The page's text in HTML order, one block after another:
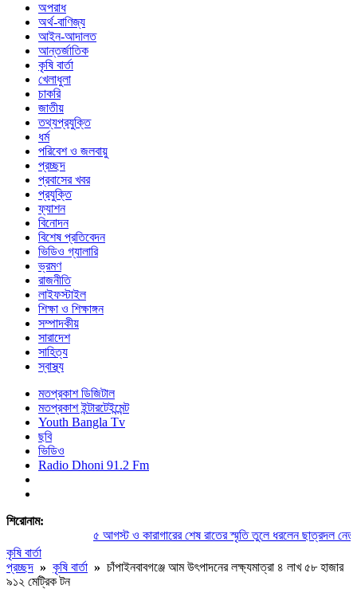
অপরাধ
অর্থ-বাণিজ্য
আইন-আদালত
আন্তর্জাতিক
কৃষি বার্তা
খেলাধুলা
চাকরি
জাতীয়
তথ্যপ্রযুক্তি
ধর্ম
পরিবেশ ও জলবায়ু
প্রচ্ছদ
প্রবাসের খবর
প্রযুক্তি
ফ্যাশন
বিনোদন
বিশেষ প্রতিবেদন
ভিডিও গ্যালারি
ভ্রমণ
রাজনীতি
লাইফস্টাইল
শিক্ষা ও শিক্ষাঙ্গন
সম্পাদকীয়
সারাদেশ
সাহিত্য
স্বাস্থ্য
মতপ্রকাশ ডিজিটাল
মতপ্রকাশ ইন্টারটেইন্মেন্ট
Youth Bangla Tv
ছবি
ভিডিও
Radio Dhoni 91.2 Fm
শিরোনাম:
৫ আগস্ট ও কারাগারের শেষ রাতের স্মৃতি তুলে ধরলেন ছাত্রদল নেতা
কৃষি বার্তা
প্রচ্ছদ » কৃষি বার্তা » চাঁপাইনবাবগঞ্জে আম উৎপাদনের লক্ষ্যমাত্রা ৪ লাখ ৫৮ হাজার
৯১২ মেট্রিক টন